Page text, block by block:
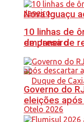
Nova Iguaçu
empresa de
10 linhas de
de Janeiro
Governo do
eleições